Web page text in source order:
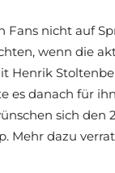
Fans nicht auf
wenn die
Henrik
es danach für
sich den
Mehr dazu